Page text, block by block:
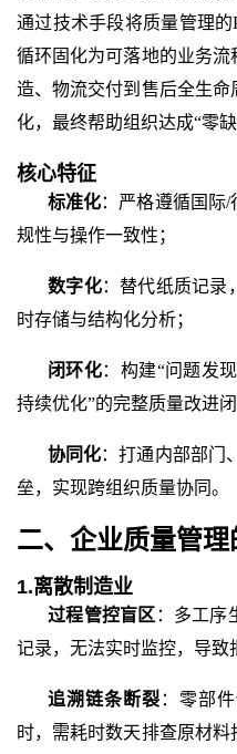
通过技术手段将质量管理的
循环固化为可落地的业务流
造、物流交付到售后全生
化，最终帮助组织达成“零
核心特征
标准化：严格遵循国际/
规性与操作一致性；
数字化：替代纸质记录
时存储与结构化分析；
闭环化：构建“问题发
持续优化”的完整质量改进闭
协同化：打通内部部门
垒，实现跨组织质量协同。
二、企业质量管
1.离散制造业
过程管控盲区 ：多工序
记录，无法实时监控，导致
追溯链条断裂 ：零部
时，需耗时数天排查原材